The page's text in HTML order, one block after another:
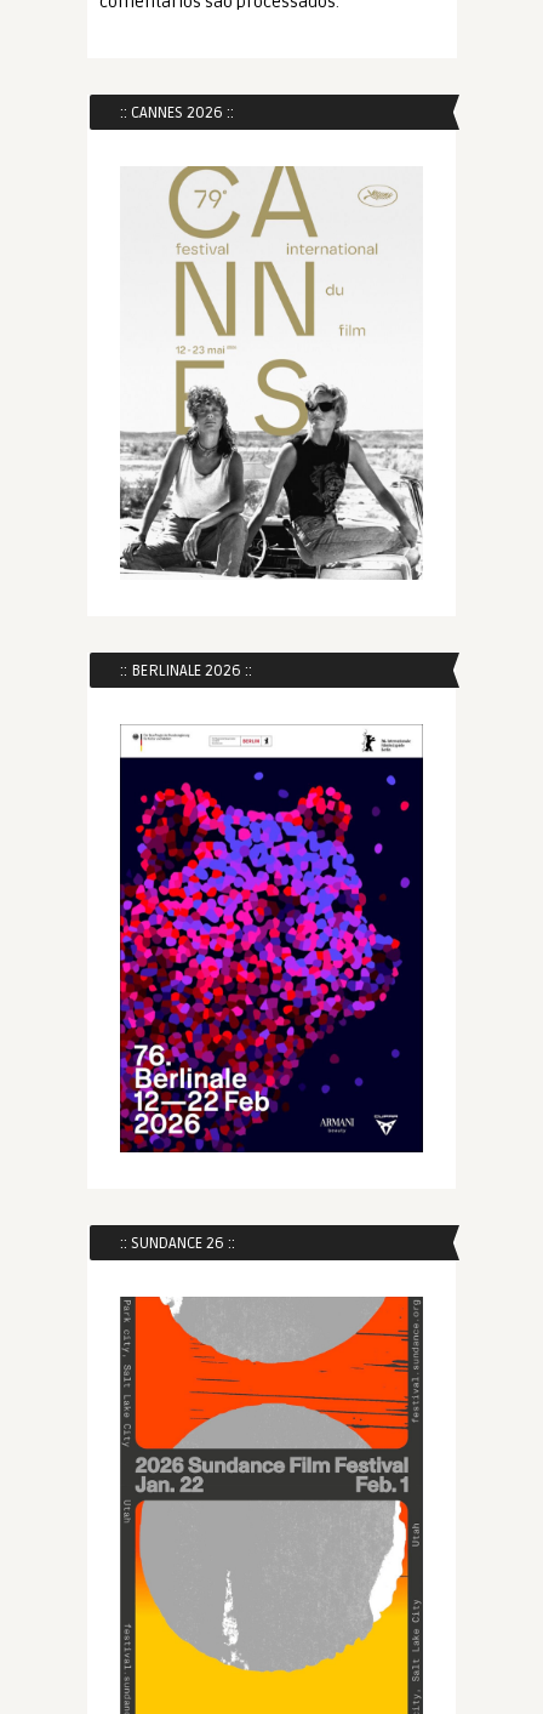
:: CANNES 2026 ::
:: BERLINALE 2026 ::
:: SUNDANCE 26 ::